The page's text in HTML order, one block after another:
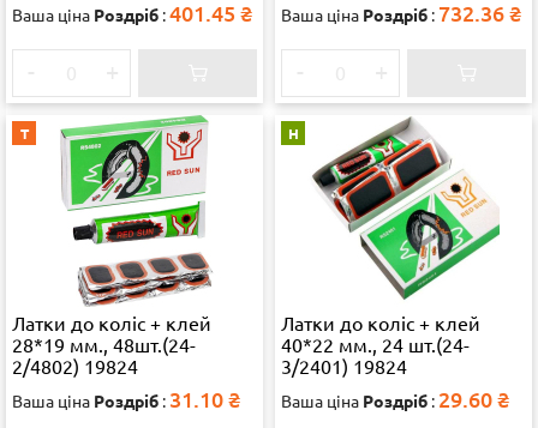
Ваша ціна Роздріб :401.45 ₴ Ваша ціна Роздріб : 732.36 ₴
Т
Латки до коліс + клей
28*19 мм., 48шт.(24-
2/4802) 19824
Ваша ціна Роздріб : 31.10 ₴
Н
Латки до коліс + клей
40*22 мм., 24 шт.(24-
3/2401) 19824
Ваша ціна Роздріб : 29.60 ₴